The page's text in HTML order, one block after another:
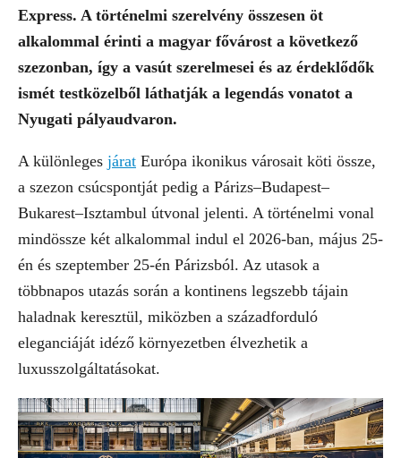
Express. A történelmi szerelvény összesen öt
alkalommal érinti a magyar fővárost a következő
szezonban, így a vasút szerelmesei és az érdeklődők
ismét testközelből láthatják a legendás vonatot a
Nyugati pályaudvaron.
A különleges járat Európa ikonikus városait köti össze,
a szezon csúcspontját pedig a Párizs–Budapest–
Bukarest–Isztambul útvonal jelenti. A történelmi vonal
mindössze két alkalommal indul el 2026-ban, május 25-
én és szeptember 25-én Párizsból. Az utasok a
többnapos utazás során a kontinens legszebb tájain
haladnak keresztül, miközben a századforduló
eleganciáját idéző környezetben élvezhetik a
luxusszolgáltatásokat.